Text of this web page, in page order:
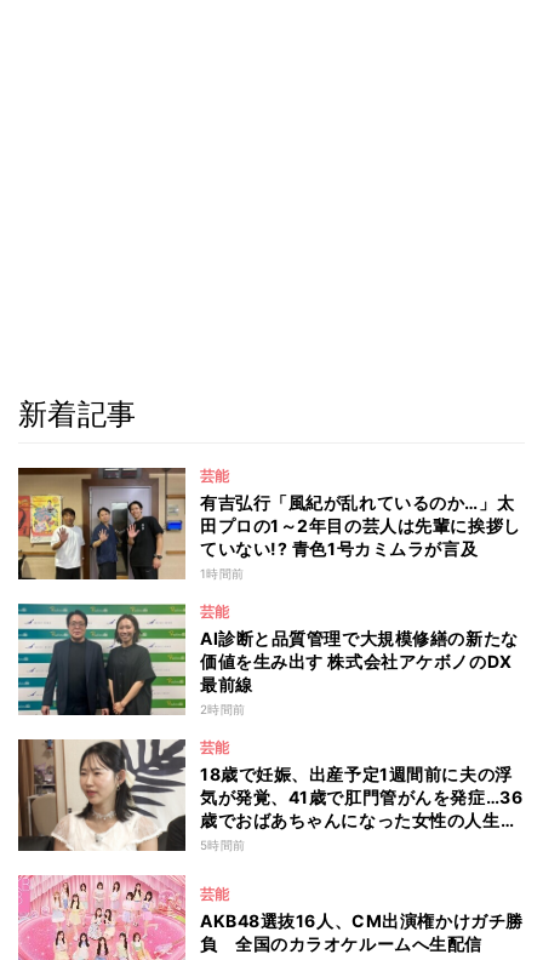
新着記事
芸能
有吉弘行「風紀が乱れているのか…」太
田プロの1～2年目の芸人は先輩に挨拶し
ていない!? 青色1号カミムラが言及
1時間前
芸能
AI診断と品質管理で大規模修繕の新たな
価値を生み出す 株式会社アケボノのDX
最前線
2時間前
芸能
18歳で妊娠、出産予定1週間前に夫の浮
気が発覚、41歳で肛門管がんを発症…36
歳でおばあちゃんになった女性の人生に
島田珠代も思わず涙 『愛のハイエナ
5時間前
芸能
AKB48選抜16人、CM出演権かけガチ勝
負 全国のカラオケルームへ生配信